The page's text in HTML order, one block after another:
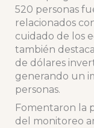
520 personas
relacionados
cuidado de los
también
de dólares
generando un
personas.
Fomentaron la
del monitoreo